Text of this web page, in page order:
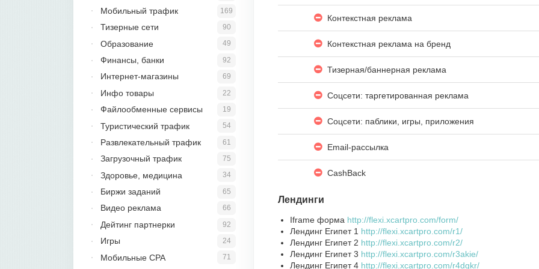
Контекстная реклама
Контекстная реклама на бренд
Тизерная/баннерная реклама
Соцсети: таргетированная реклама
Соцсети: паблики, игры, приложения
Email-рассылка
CashBack
Лендинги
Iframe форма http://flexi.xcartpro.com/form/
Лендинг Египет 1 http://flexi.xcartpro.com/r1/
Лендинг Египет 2 http://flexi.xcartpro.com/r2/
Лендинг Египет 3 http://flexi.xcartpro.com/r3akie/
Лендинг Египет 4 http://flexi.xcartpro.com/r4dgkr/
169
Мобильный трафик
90
Тизерные сети
49
Образование
92
Финансы, банки
69
Интернет-магазины
22
Инфо товары
19
Файлообменные сервисы
54
Туристический трафик
61
Развлекательный трафик
75
Загрузочный трафик
34
Здоровье, медицина
65
Биржи заданий
66
Видео реклама
92
Дейтинг партнерки
24
Игры
71
Мобильные CPA